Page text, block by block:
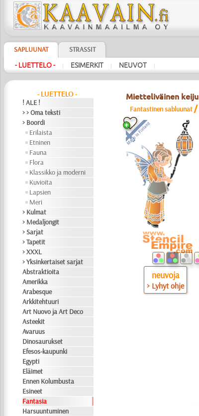
SAPLUUNAT STRASSIT
- LUETTELO - | ESIMERKIT | NEUVOT |
- LUETTELO -
! ALE !
> > Oma teksti
> Boordi
Erilaista
Etninen
Fauna
Flora
Klassikko ja moderni
Kuvioita
Lapsien
Meri
> Kulmat
> Medaljongit
> Sarjat
> Tapetit
> XXXL
> Yksinkertaiset sarjat
Abstraktioita
Amerikka
Arabesque
Arkkitehtuuri
Art Nuovo ja Art Deco
Asteekit
Avaruus
Dinosaurukset
Efesos-kaupunki
Egypti
Eläimet
Ennen Kolumbusta
Esineet
Fantasia
Harsuuntuminen
Mietteliväinen keiju
Fantastinen sabluunat /
neuvoja
> Lyhyt ohje